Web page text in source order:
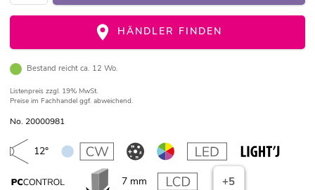
HÄNDLER FINDEN
Bestand reicht ca. 12 Wo.
Listenpreis zzgl. 19% MwSt.
Preise im Fachhandel ggf. abweichend.
No. 20000981
12°
7 mm +5